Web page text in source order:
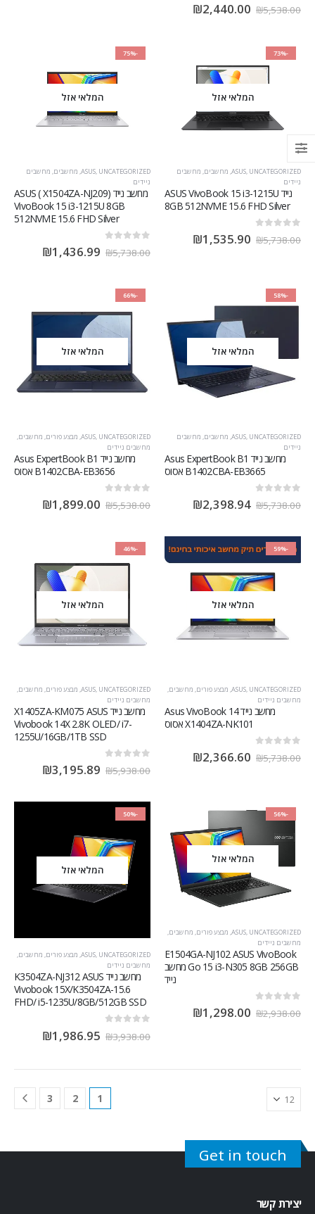
₪5,538.00
₪2,440.00
-73%
המלאי אזל
ASUS, UNCATEGORIZED
, מחשבים, מחשבים
ניידים
נייד ASUS VivoBook 15 i3-1215U
8GB 512NVME 15.6 FHD Silver
₪5,738.00
₪1,535.90
-75%
המלאי אזל
ASUS, UNCATEGORIZED
, מחשבים, מחשבים
ניידים
מחשב נייד (X1504ZA-NJ209 ) ASUS
VivoBook 15 i3-1215U 8GB
512NVME 15.6 FHD Silver
₪5,738.00
₪1,436.99
-58%
המלאי אזל
ASUS, UNCATEGORIZED
, מחשבים, מחשבים
ניידים
מחשב נייד Asus ExpertBook B1
B1402CBA-EB3665 אסוס
₪5,738.00
₪2,398.94
-66%
המלאי אזל
ASUS, UNCATEGORIZED
, מבצע פורים, מחשבים,
מחשבים ניידים
מחשב נייד Asus ExpertBook B1
B1402CBA-EB3656 אסוס
₪5,538.00
₪1,899.00
-59%
המלאי אזל
ASUS, UNCATEGORIZED
, מבצע פורים, מחשבים,
מחשבים ניידים
מחשב נייד Asus VivoBook 14
X1404ZA-NK101 אסוס
₪5,738.00
₪2,366.60
-46%
המלאי אזל
ASUS, UNCATEGORIZED
, מבצע פורים, מחשבים,
מחשבים ניידים
מחשב נייד X1405ZA-KM075 ASUS
Vivobook 14X 2.8K OLED/ i7-
1255U/16GB/1TB SSD
₪5,938.00
₪3,195.89
-56%
המלאי אזל
ASUS, UNCATEGORIZED
, מבצע פורים, מחשבים,
מחשבים ניידים
E1504GA-NJ102 ASUS VivoBook
Go 15 i3-N305 8GB 256GB מחשב
נייד
₪2,938.00
₪1,298.00
-50%
המלאי אזל
ASUS, UNCATEGORIZED
, מבצע פורים, מחשבים,
מחשבים ניידים
מחשב נייד K3504ZA-NJ312 ASUS
Vivobook 15X/K3504ZA-15.6
FHD/ i5-1235U/8GB/512GB SSD
₪3,938.00
₪1,986.95
1
2
3
Get in touch
יצירת קשר